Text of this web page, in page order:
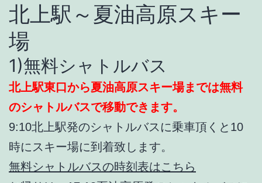
北上駅～夏油高原スキー
場
1)無料シャトルバス
北上駅東口から夏油高原スキー場までは無料
のシャトルバスで移動できます。
9:10北上駅発のシャトルバスに乗車頂くと10
時にスキー場に到着致します。
無料シャトルバスの時刻表はこちら